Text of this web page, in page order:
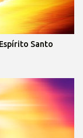
Santo